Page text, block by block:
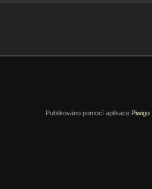
Publikováno pomocí aplikace Piwigo